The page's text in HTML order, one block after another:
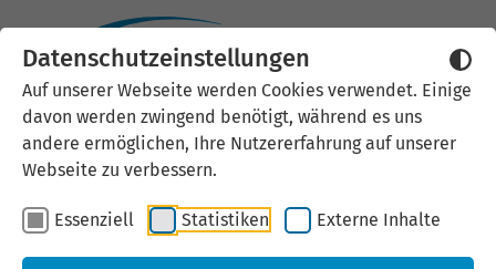
Datenschutzeinstellungen
Auf unserer Webseite werden Cookies verwendet. Einige
davon werden zwingend benötigt, während es uns
andere ermöglichen, Ihre Nutzererfahrung auf unserer
Webseite zu verbessern.
Essenziell Statistiken Externe Inhalte
Hannover Messe 2027.